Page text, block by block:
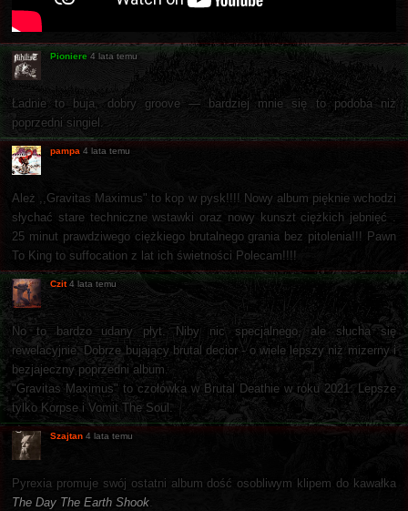
Pioniere 4 lata temu
Ładnie to buja, dobry groove — bardziej mnie się to podoba niż
poprzedni singiel.
pampa 4 lata temu
Ależ ,,Gravitas Maximus" to kop w pysk!!!! Nowy album pięknie wchodzi
słychać stare techniczne wstawki oraz nowy kunszt ciężkich jebnięć .
25 minut prawdziwego ciężkiego brutalnego grania bez pitolenia!!! Pawn
To King to suffocation z lat ich świetności Polecam!!!!
Czit 4 lata temu
No to bardzo udany płyt. Niby nic specjalnego, ale słucha się
rewelacyjnie. Dobrze bujający brutal decior - o wiele lepszy niż mizerny i
bezjajeczny poprzedni album.
"Gravitas Maximus" to czołówka w Brutal Deathie w roku 2021. Lepsze
tylko Korpse i Vomit The Soul.
Szajtan 4 lata temu
Pyrexia promuje swój ostatni album dość osobliwym klipem do kawałka
The Day The Earth Shook.